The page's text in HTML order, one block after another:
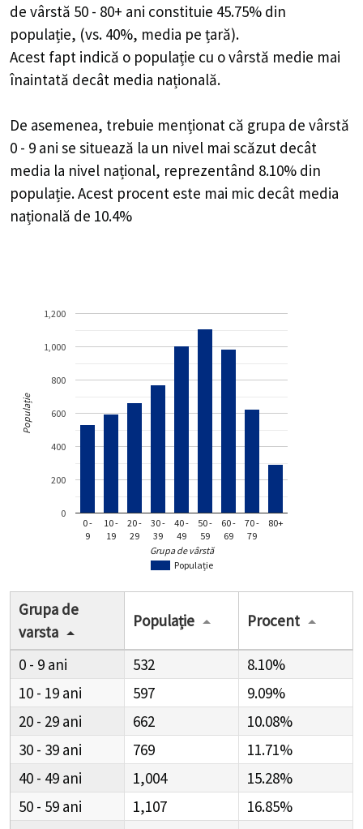
de vârstă 50 - 80+ ani constituie 45.75% din
populație, (vs. 40%, media pe țară).
Acest fapt indică o populație cu o vârstă medie mai
înaintată decât media națională.
De asemenea, trebuie menționat că grupa de vârstă
0 - 9 ani se situează la un nivel mai scăzut decât
media la nivel național, reprezentând 8.10% din
populație. Acest procent este mai mic decât media
națională de 10.4%
Populație
0 -
9
10 -
19
20 -
29
30 -
39
40 -
49
50 -
59
60 -
69
70 -
79
80+
0
200
400
600
800
1,000
1,200
Grupa de vârstă
Populație
Grupa de
varsta
Populație Procent
0 - 9 532
8.10%
10 - 19
597
9.09%
20 - 29
662
10.08%
30 - 39
769
11.71%
40 - 49
1,004
15.28%
50 - 59
1,107
16.85%